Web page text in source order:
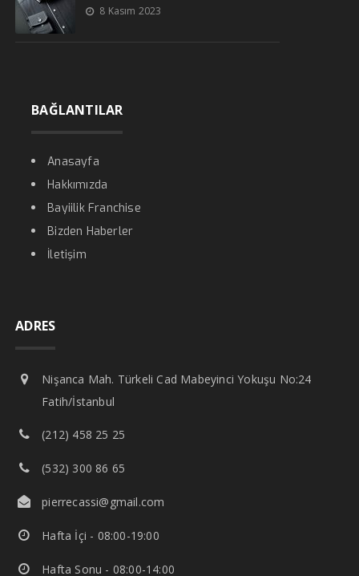
8 Kasım 2023
BAĞLANTILAR
Anasayfa
Hakkımızda
Bayiilik Franchise
Bizden Haberler
İletişim
ADRES
Nişanca Mah. Türkeli Cad Mabeyinci Yokuşu No:24
Fatih/İstanbul
(212) 458 25 25
(532) 300 86 65
pierrecassi@gmail.com
Hafta İçi - 08:00-19:00
Hafta Sonu - 08:00-14:00